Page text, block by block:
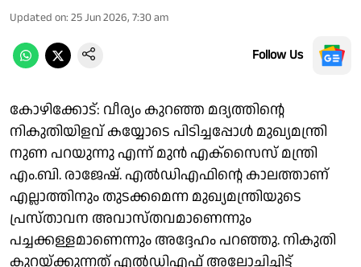
Updated on: 25 Jun 2026, 7:30 am
Follow Us
കോഴിക്കോട്: വീര്യം കുറഞ്ഞ മദ്യത്തിന്റെ
നികുതിയിളവ് കയ്യോടെ പിടിച്ചപ്പോൾ മുഖ്യമന്ത്രി
നുണ പറയുന്നു എന്ന് മുൻ എക്സൈസ് മന്ത്രി
എം.ബി. രാജേഷ്. എല്‍ഡിഎഫിന്റെ കാലത്താണ്
എല്ലാത്തിനും തുടക്കമെന്ന മുഖ്യമന്ത്രിയുടെ
പ്രസ്താവന അവാസ്തവമാണെന്നും
പച്ചക്കള്ളമാണെന്നും അദ്ദേഹം പറഞ്ഞു. നികുതി
കുറയ്ക്കുന്നത് എല്‍ഡിഎഫ് അലോചിച്ചിട്ട്